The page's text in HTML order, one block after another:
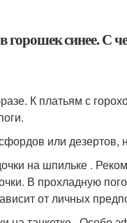
К платьям с
или дезертов,
на шпильке .
В прохладную
от личных